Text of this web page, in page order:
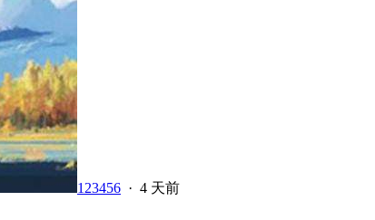
123456 · 4 天前